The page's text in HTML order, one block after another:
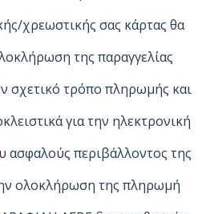
χρεωστικής σας κάρτας θα
της παραγγελίας
σχετικό τρόπο πληρωμής και
για την ηλεκτρονική
ασφαλούς περιβάλλοντος της
ολοκλήρωση της πληρωμή